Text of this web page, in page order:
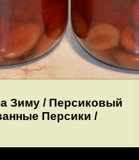
Зиму / Персиковый
Персики /